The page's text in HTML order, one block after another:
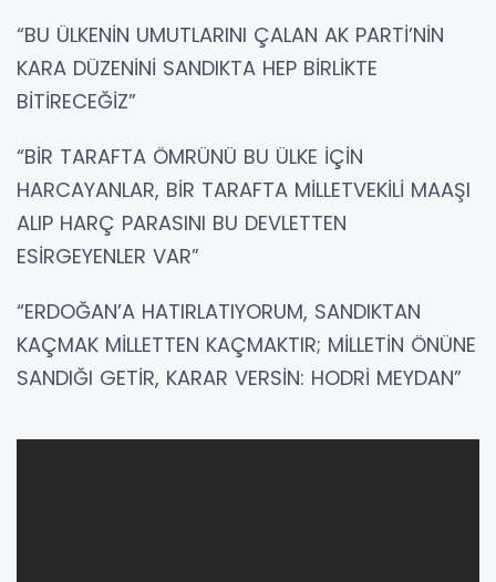
“BU ÜLKENİN UMUTLARINI ÇALAN AK PARTİ’NİN
KARA DÜZENİNİ SANDIKTA HEP BİRLİKTE
BİTİRECEĞİZ”
“BİR TARAFTA ÖMRÜNÜ BU ÜLKE İÇİN
HARCAYANLAR, BİR TARAFTA MİLLETVEKİLİ MAAŞI
ALIP HARÇ PARASINI BU DEVLETTEN
ESİRGEYENLER VAR”
“ERDOĞAN’A HATIRLATIYORUM, SANDIKTAN
KAÇMAK MİLLETTEN KAÇMAKTIR; MİLLETİN ÖNÜNE
SANDIĞI GETİR, KARAR VERSİN: HODRİ MEYDAN”